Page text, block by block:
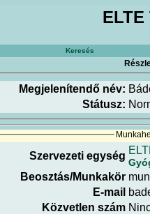
Keresés
Megjelenítendő név:
Státusz:
Szervezeti egység
Beosztás/Munkakör
E-mail
Közvetlen szám